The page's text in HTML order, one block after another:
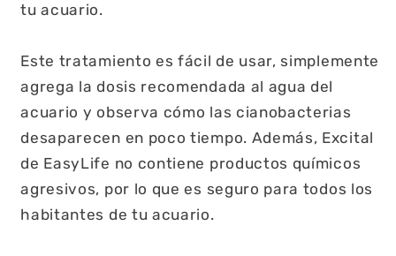
tu acuario.
Este tratamiento es fácil de usar, simplemente
agrega la dosis recomendada al agua del
acuario y observa cómo las cianobacterias
desaparecen en poco tiempo. Además, Excital
de EasyLife no contiene productos químicos
agresivos, por lo que es seguro para todos los
habitantes de tu acuario.